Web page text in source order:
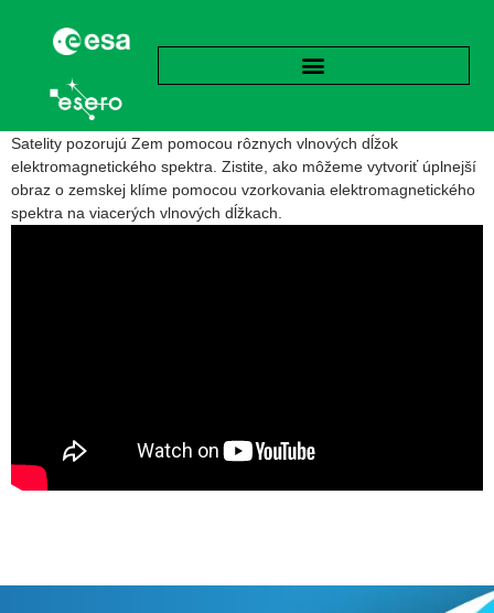
Satelity pozorujú Zem pomocou rôznych vlnových dĺžok
elektromagnetického spektra. Zistite, ako môžeme vytvoriť úplnejší
obraz o zemskej klíme pomocou vzorkovania elektromagnetického
spektra na viacerých vlnových dĺžkach.